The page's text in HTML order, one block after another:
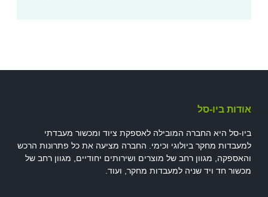
אודות ביו-סל
ביו-סל היא החברה המובילה לאספקת ציוד ומכשור מעבדתי
למעבדות מחקר ביולוגי וכימי. החברה מציעה את כל פתרונות הרכש
והאספקה, מגוון רחב של מוצרים ושירותים יחודיים, מגוון רחב של
מכשור חד ויד שניה למעבדות מחקר, ועוד.